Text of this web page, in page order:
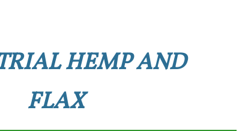
HEMP AND
FLAX